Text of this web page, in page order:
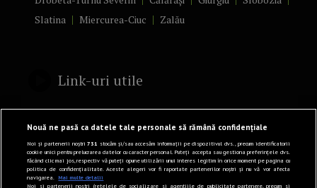
Slatina
Miercurea-Ciuc Zalău
Link-uri utile
Politică de confidențialitate
Termeni și Condiții
Mediakit Zile si Nopti
Nouă ne pasă ca datele tale personale să rămână confidențiale
Noi și partenerii noștri731 stocăm și/sau accesăm informații pe dispozitivul dvs., precum identificatorii
cookie unici pentru prelucrarea datelor cu caracter personal. Puteți accepta sau gestiona preferințele dvs.
făcând clic mai jos, respectiv vă puteți opune utilizării unui interes legitim în orice moment pe pagina cu
politica de confidențialitate. Aceste alegeri vor fi raportate partenerilor noștri și nu vă vor afecta
navigarea. Mai multe detalii
Noi si partenerii nostri (retelele de socializare si agentiile de publicitate partenere, precum si